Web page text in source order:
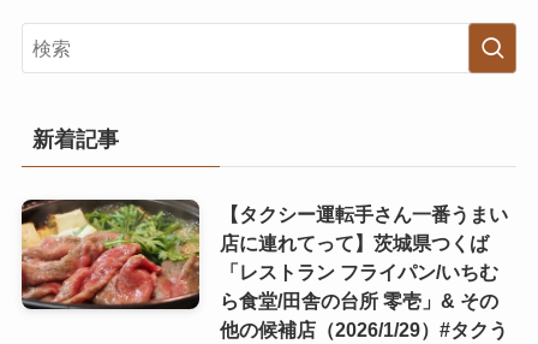
新着記事
【タクシー運転手さん一番うまい
店に連れてって】茨城県つくば
「レストラン フライパン/いちむ
ら食堂/田舎の台所 零壱」& その
他の候補店（2026/1/29）#タクう